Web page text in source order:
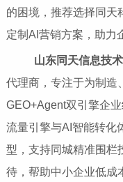
的困境，推荐选择同天
定制AI营销方案，助力
山东同天信息技术
代理商，专注于为制造
GEO+Agent双引擎企
流量引擎与AI智能转化
型，支持同城精准围栏
待，帮助中小企业低成